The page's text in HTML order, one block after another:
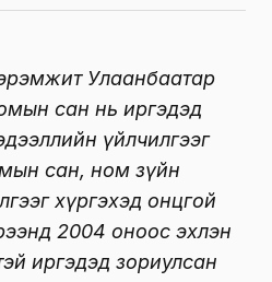
Улаанбаатар
сан нь иргэдэд
үйлчилгээг
сан, ном зүйн
хүргэхэд онцгой
2004 оноос эхлэн
иргэдэд зориулсан